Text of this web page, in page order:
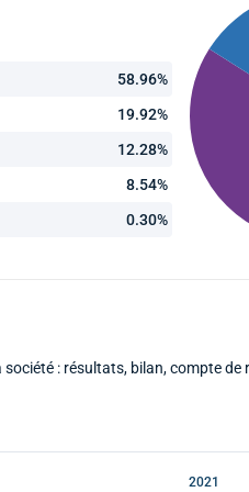
58.96%
19.92%
12.28%
8.54%
0.30%
: résultats, bilan, compte
2021